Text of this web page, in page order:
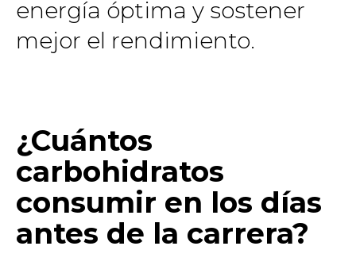
energía óptima y sostener
mejor el rendimiento.
¿Cuántos
carbohidratos
consumir en los días
antes de la carrera?